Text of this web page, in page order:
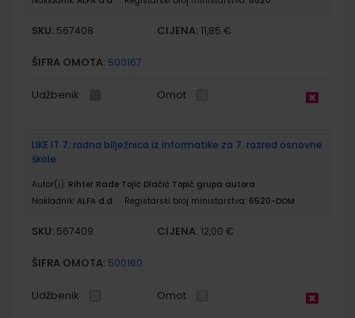
SKU: 567408 CIJENA: 11,85 €
ŠIFRA OMOTA: 500167
Udžbenik Omot
LIKE IT 7; radna bilježnica iz informatike za 7. razred osnovne
škole
Autor(i): Rihter Rade Tojić Dlačić Topić grupa autora
Nakladnik: ALFA d.d. Registarski broj ministarstva: 6520-DOM
SKU: 567409 CIJENA: 12,00 €
ŠIFRA OMOTA: 500160
Udžbenik Omot